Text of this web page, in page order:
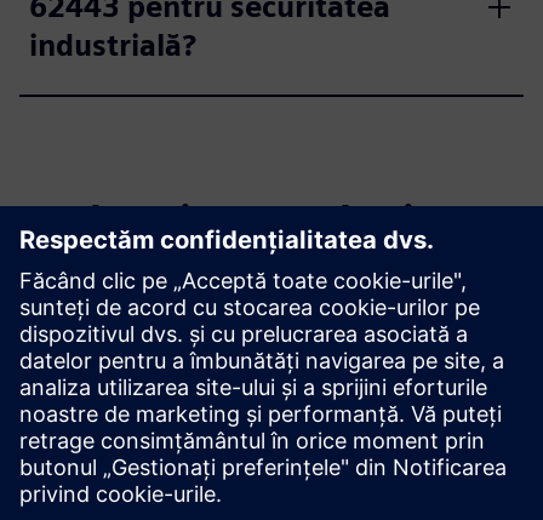
industrială?
Explorați resursele și
produsele conexe
Informații și resurse suplimentare
Transformare în tehnologia medicală
Legarea între IT și OT